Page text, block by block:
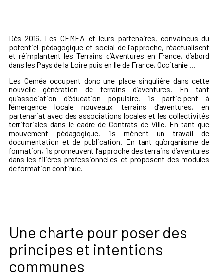
Dès 2016, Les CEMEA et leurs partenaires, convaincus du
potentiel pédagogique et social de l’approche, réactualisent
et réimplantent les Terrains d’Aventures en France, d’abord
dans les Pays de la Loire puis en Ile de France, Occitanie ...
Les Ceméa occupent donc une place singulière dans cette
nouvelle génération de terrains d’aventures. En tant
qu’association d’éducation populaire, ils participent à
l’émergence locale nouveaux terrains d’aventures, en
partenariat avec des associations locales et les collectivités
territoriales dans le cadre de Contrats de Ville. En tant que
mouvement pédagogique, ils mènent un travail de
documentation et de publication. En tant qu’organisme de
formation, ils promeuvent l’approche des terrains d’aventures
dans les filières professionnelles et proposent des modules
de formation continue.
Une charte pour poser des
principes et intentions
communes